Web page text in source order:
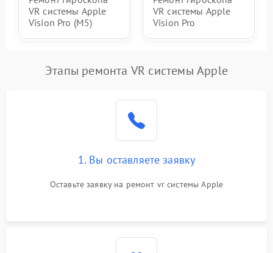
VR системы Apple
Vision Pro (M5)
VR системы Apple
Vision Pro
Этапы ремонта VR системы Apple
1. Вы оставляете заявку
Оставьте заявку на ремонт vr системы Apple